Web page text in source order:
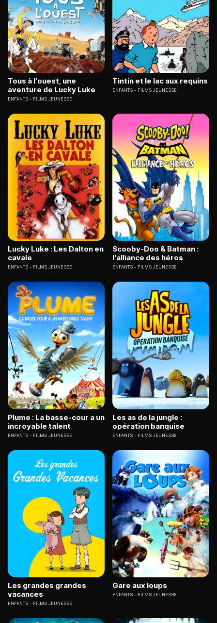
Tous à l'ouest, une
aventure de Lucky Luke
ENFANTS FILMS JEUNESSE
Tintin et le lac aux requins
ENFANTS FILMS JEUNESSE
Lucky Luke : Les Dalton en
cavale
ENFANTS FILMS JEUNESSE
Scooby-Doo & Batman :
l'alliance des héros
ENFANTS FILMS JEUNESSE
Plume : La basse-cour a un
incroyable talent
ENFANTS FILMS JEUNESSE
Les as de la jungle :
opération banquise
ENFANTS FILMS JEUNESSE
Les grandes grandes
vacances
ENFANTS FILMS JEUNESSE
Gare aux loups
ENFANTS FILMS JEUNESSE